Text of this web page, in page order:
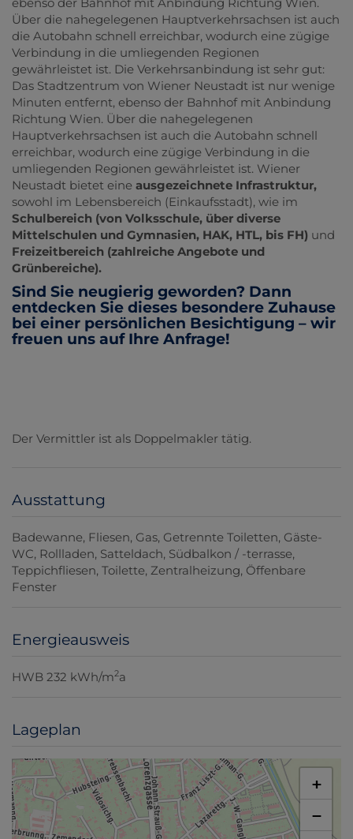
Über die nahegelegenen Hauptverkehrsachsen ist auch
die Autobahn schnell erreichbar, wodurch eine zügige
Verbindung in die umliegenden Regionen
gewährleistet ist. Die Verkehrsanbindung ist sehr gut:
Das Stadtzentrum von Wiener Neustadt ist nur wenige
Minuten entfernt, ebenso der Bahnhof mit Anbindung
Richtung Wien. Über die nahegelegenen
Hauptverkehrsachsen ist auch die Autobahn schnell
erreichbar, wodurch eine zügige Verbindung in die
umliegenden Regionen gewährleistet ist. Wiener
Neustadt bietet eine ausgezeichnete Infrastruktur,
sowohl im Lebensbereich (Einkaufsstadt), wie im
Schulbereich (von Volksschule, über diverse
Mittelschulen und Gymnasien, HAK, HTL, bis FH) und
Freizeitbereich (zahlreiche Angebote und
Grünbereiche).
Sind Sie neugierig geworden? Dann
entdecken Sie dieses besondere Zuhause
bei einer persönlichen Besichtigung – wir
freuen uns auf Ihre Anfrage!
Der Vermittler ist als Doppelmakler tätig.
Ausstattung
Badewanne Fliesen Gas Getrennte Toiletten Gäste-
WC Rollladen Satteldach Südbalkon / -terrasse
Teppichfliesen Toilette Zentralheizung Öffenbare
Fenster
Energieausweis
HWB 232 kWh/m2a
Lageplan
+
−